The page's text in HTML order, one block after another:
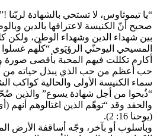
“يا تيموثاوس، لا تستحي بالشهادة لربّنا !”( 2 تيم 1: 6
صحيح أنّ الكنيسة لاعترافها بالدين
بين شهداء الدين وشهداء الوطن، ولكن
المسيحي اليوحنّي الرؤيَوي “كلّهم غسلوا
أكارم تكللت فيهم المحبة بأقصى صورة
حب أعظم من حب الذي يبذل حياته من
سماء الكنيسة الأولى والحالية كواكب
“ذُبحوا من أجل شهادة يسوع” والذين
والحقد وقد “توهّم الذين اغتالوهم أنهم
(يوحنا 16: 2).
وبأسلوب أو بآخر، وجّه أساقفة الأرض